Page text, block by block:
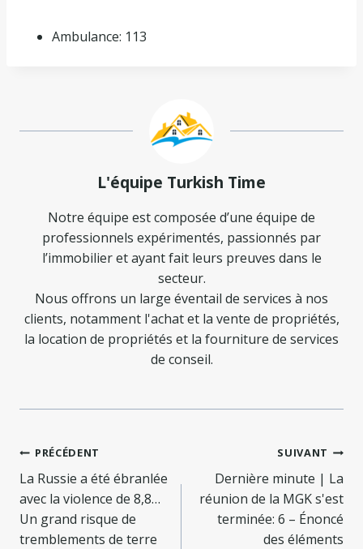
Ambulance: 113
L'équipe Turkish Time
Notre équipe est composée d’une équipe de
professionnels expérimentés, passionnés par
l’immobilier et ayant fait leurs preuves dans le
secteur.
Nous offrons un large éventail de services à nos
clients, notamment l'achat et la vente de propriétés,
la location de propriétés et la fourniture de services
de conseil.
Navigation
de
l’article
PRÉCÉDENT
La Russie a été ébranlée
avec la violence de 8,8…
Un grand risque de
tremblements de terre
SUIVANT
Dernière minute | La
réunion de la MGK s'est
terminée: 6 – Énoncé
des éléments